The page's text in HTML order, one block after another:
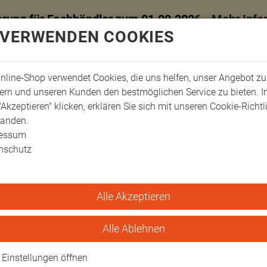
für Fachhändler zum 01.09.2026 -Mehr
Stack Schienen Stack-Schiene, gepolstert, weiß, Gr. 1 (4,5cm)
weiß, Gr. 1
Polsterung für
COOKIES
Shop verwendet Cookies, die uns helfen, unser Angebot zu
und unseren Kunden den bestmöglichen Service zu bieten.
klicken, erklären Sie sich mit unseren Cookie-
Alle Akzeptieren
Alle Ablehnen
Einstellungen öffnen